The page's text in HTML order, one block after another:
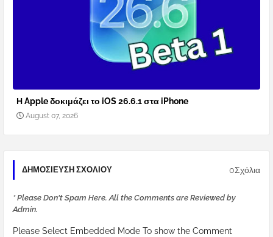
Η Apple δοκιμάζει το iOS 26.6.1 στα iPhone
August 07, 2026
ΔΗΜΟΣΊΕΥΣΗ ΣΧΟΛΊΟΥ 0Σχόλια
* Please Don't Spam Here. All the Comments are Reviewed by
Admin.
Please Select Embedded Mode To show the Comment